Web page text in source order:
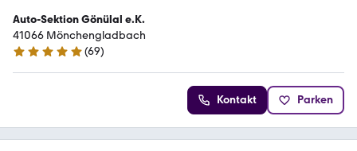
Auto-Sektion Gönülal e.K.
41066 Mönchengladbach
4.9 Sterne
(69)
Kontakt Parken